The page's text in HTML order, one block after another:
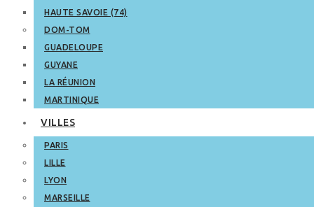
HAUTE SAVOIE (74)
DOM-TOM
GUADELOUPE
GUYANE
LA RÉUNION
MARTINIQUE
VILLES
PARIS
LILLE
LYON
MARSEILLE